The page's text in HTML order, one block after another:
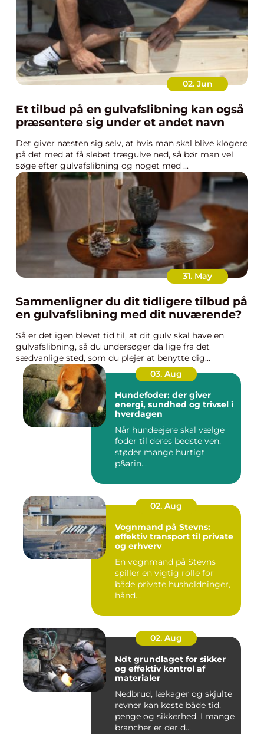
02. Jun
Et tilbud på en gulvafslibning kan også
præsentere sig under et andet navn
Det giver næsten sig selv, at hvis man skal blive klogere
på det med at få slebet trægulve ned, så bør man vel
søge efter gulvafslibning og noget med ...
31. May
Sammenligner du dit tidligere tilbud på
en gulvafslibning med dit nuværende?
Så er det igen blevet tid til, at dit gulv skal have en
gulvafslibning, så du undersøger da lige fra det
sædvanlige sted, som du plejer at benytte dig...
03. Aug
Hundefoder: der giver
energi, sundhed og trivsel i
hverdagen
Når hundeejere skal vælge
foder til deres bedste ven,
støder mange hurtigt
p&arin...
02. Aug
Vognmand på Stevns:
effektiv transport til private
og erhverv
En vognmand på Stevns
spiller en vigtig rolle for
både private husholdninger,
hånd...
02. Aug
Ndt grundlaget for sikker
og effektiv kontrol af
materialer
Nedbrud, lækager og skjulte
revner kan koste både tid,
penge og sikkerhed. I mange
brancher er der d...